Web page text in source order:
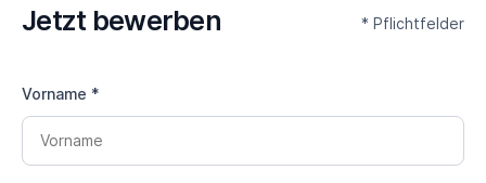
Jetzt bewerben * Pflichtfelder
Vorname *